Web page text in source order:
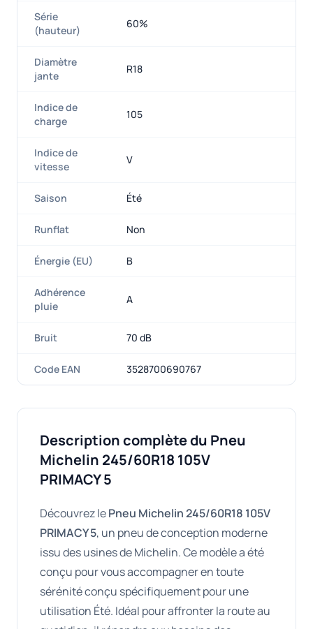
Série
(hauteur)
60%
Diamètre
jante
R18
Indice de
charge
105
Indice de
vitesse
V
Saison Été
Runflat Non
Énergie (EU) B
Adhérence
pluie
A
Bruit 70 dB
Code EAN 3528700690767
Description complète du Pneu
Michelin 245/60R18 105V
PRIMACY 5
Découvrez lePneu Michelin 245/60R18 105V
PRIMACY 5, un pneu de conception moderne
issu des usines de Michelin. Ce modèle a été
conçu pour vous accompagner en toute
sérénité conçu spécifiquement pour une
utilisation Été. Idéal pour affronter la route au